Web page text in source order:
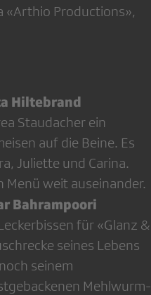
«Arthio Productions»,
Hiltebrand
Staudacher ein
auf die Beine. Es
Juliette und Carina.
Menü weit auseinander.
Bahrampoori
für «Glanz &
seines Lebens
seinem
Mehlwurm-